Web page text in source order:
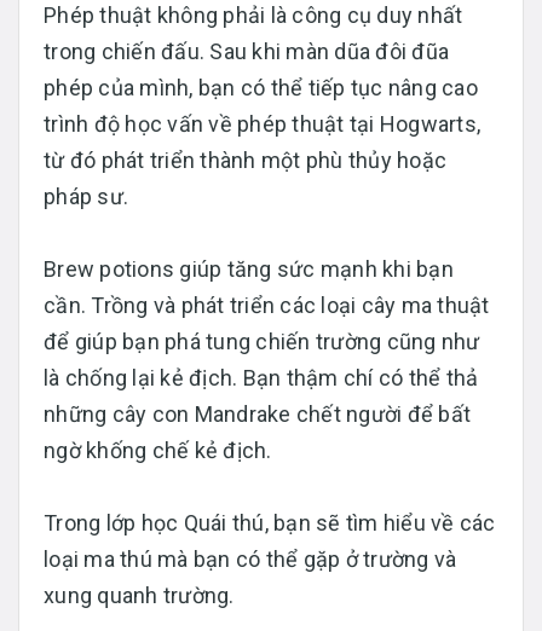
Phép thuật không phải là công cụ duy nhất
trong chiến đấu. Sau khi màn dũa đôi đũa
phép của mình, bạn có thể tiếp tục nâng cao
trình độ học vấn về phép thuật tại Hogwarts,
từ đó phát triển thành một phù thủy hoặc
pháp sư.
Brew potions giúp tăng sức mạnh khi bạn
cần. Trồng và phát triển các loại cây ma thuật
để giúp bạn phá tung chiến trường cũng như
là chống lại kẻ địch. Bạn thậm chí có thể thả
những cây con Mandrake chết người để bất
ngờ khống chế kẻ địch.
Trong lớp học Quái thú, bạn sẽ tìm hiểu về các
loại ma thú mà bạn có thể gặp ở trường và
xung quanh trường.